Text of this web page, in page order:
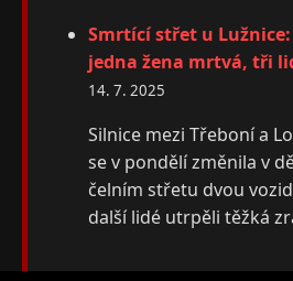
Smrtící střet u Lužnice:
jedna žena mrtvá, tři
14. 7. 2025
Silnice mezi Třeboní a
se v pondělí změnila v
čelním střetu dvou
další lidé utrpěli těžká